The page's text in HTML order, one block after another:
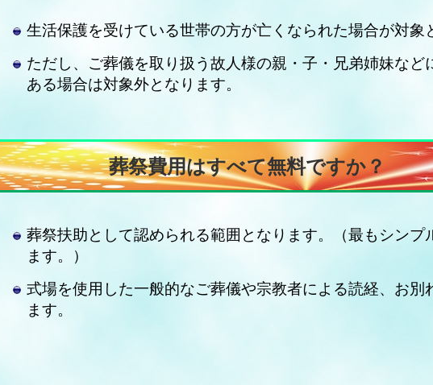
生活保護を受けている世帯の方が亡くなられた場合が対象
ただし、ご葬儀を取り扱う故人様の親・子・兄弟姉妹など
ある場合は対象外となります。
葬祭費用はすべて無料ですか？
葬祭扶助として認められる範囲となります。（最もシンプ
ます。）
式場を使用した一般的なご葬儀や宗教者による読経、お別
ます。